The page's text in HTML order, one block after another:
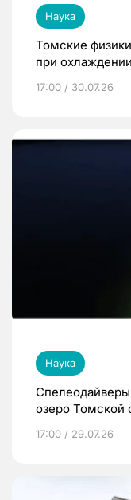
Наука
Томские
при
17:00 / 30.07.26
Наука
озеро Томской
17:00 / 29.07.26